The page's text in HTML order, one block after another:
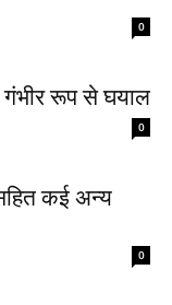
0
गंभीर रूप से घयाल
0
कई अन्य
0